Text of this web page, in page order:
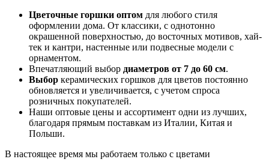
Цветочные горшки оптом для любого стиля
оформлении дома. От классики, с однотонно
окрашенной поверхностью, до восточных мотивов, хай-
тек и кантри, настенные или подвесные модели с
орнаментом.
Впечатляющий выбор диаметров от 7 до 60 см.
Выбор керамических горшков для цветов постоянно
обновляется и увеличивается, с учетом спроса
розничных покупателей.
Наши оптовые цены и ассортимент одни из лучших,
благодаря прямым поставкам из Италии, Китая и
Польши.
В настоящее время мы работаем только с цветами